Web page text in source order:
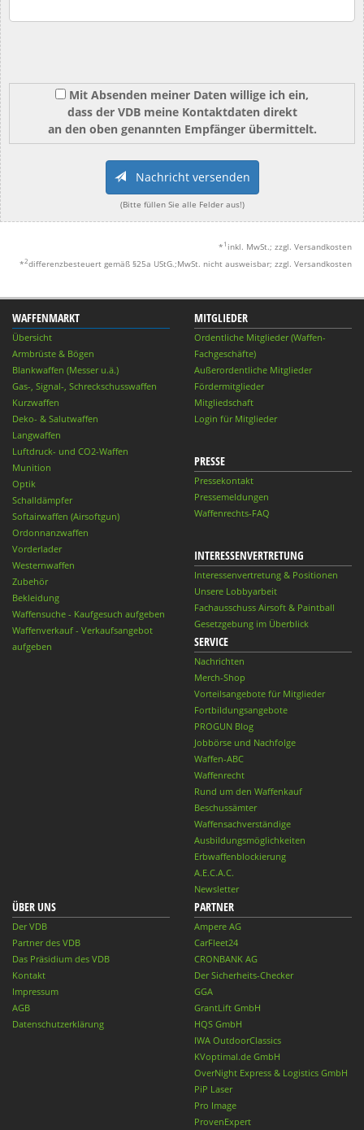
Mit Absenden meiner Daten willige ich ein,
dass der VDB meine Kontaktdaten direkt
an den oben genannten Empfänger übermittelt.
Nachricht versenden
(Bitte füllen Sie alle Felder aus!)
* 1 inkl. MwSt.; zzgl. Versandkosten
*2differenzbesteuert gemäß §25a UStG.;MwSt. nicht ausweisbar; zzgl. Versandkosten
WAFFENMARKT
Übersicht
Armbrüste & Bögen
Blankwaffen (Messer u.ä.)
Gas-, Signal-, Schreckschusswaffen
Kurzwaffen
Deko- & Salutwaffen
Langwaffen
Luftdruck- und CO2-Waffen
Munition
Optik
Schalldämpfer
Softairwaffen (Airsoftgun)
Ordonnanzwaffen
Vorderlader
Westernwaffen
Zubehör
Bekleidung
Waffensuche - Kaufgesuch aufgeben
Waffenverkauf - Verkaufsangebot
aufgeben
MITGLIEDER
Ordentliche Mitglieder (Waffen-
Fachgeschäfte)
Außerordentliche Mitglieder
Fördermitglieder
Mitgliedschaft
Login für Mitglieder
PRESSE
Pressekontakt
Pressemeldungen
Waffenrechts-FAQ
INTERESSENVERTRETUNG
Interessenvertretung & Positionen
Unsere Lobbyarbeit
Fachausschuss Airsoft & Paintball
Gesetzgebung im Überblick
SERVICE
Nachrichten
Merch-Shop
Vorteilsangebote für Mitglieder
Fortbildungsangebote
PROGUN Blog
Jobbörse und Nachfolge
Waffen-ABC
Waffenrecht
Rund um den Waffenkauf
Beschussämter
Waffensachverständige
Ausbildungsmöglichkeiten
Erbwaffenblockierung
A.E.C.A.C.
Newsletter
ÜBER UNS
Der VDB
Partner des VDB
Das Präsidium des VDB
Kontakt
Impressum
AGB
Datenschutzerklärung
PARTNER
Ampere AG
CarFleet24
CRONBANK AG
Der Sicherheits-Checker
GGA
GrantLift GmbH
HQS GmbH
IWA OutdoorClassics
KVoptimal.de GmbH
OverNight Express & Logistics GmbH
PiP Laser
Pro Image
ProvenExpert